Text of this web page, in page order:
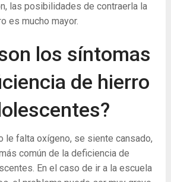
las posibilidades de contraerla la
es mucho mayor.
los síntomas
de hierro
le falta oxígeno, se siente cansado,
común de la deficiencia de
En el caso de ir a la escuela